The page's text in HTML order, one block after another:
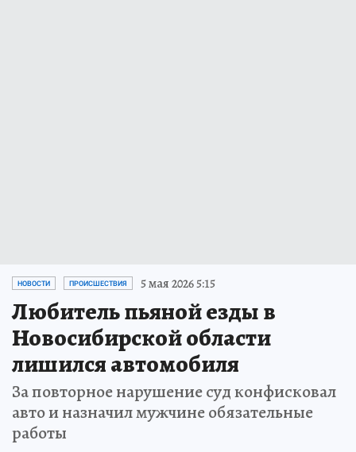
НОВОСТИ ПРОИСШЕСТВИЯ 5 мая 2026 5:15
Любитель пьяной езды в
Новосибирской области
лишился автомобиля
За повторное нарушение суд конфисковал
авто и назначил мужчине обязательные
работы